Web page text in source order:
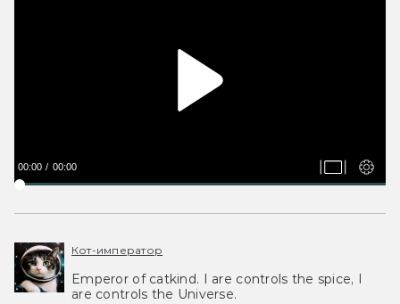
00:00 00:00
Кот-император
Emperor of catkind. I are controls the spice, I
are controls the Universe.